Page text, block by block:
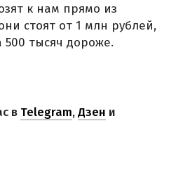
к нам прямо из
стоят от 1 млн рублей,
тысяч дороже.
в Telegram,Дзен и